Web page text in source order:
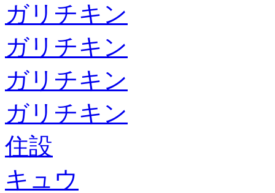
ガリチキン
ガリチキン
ガリチキン
ガリチキン
住設
キュウ